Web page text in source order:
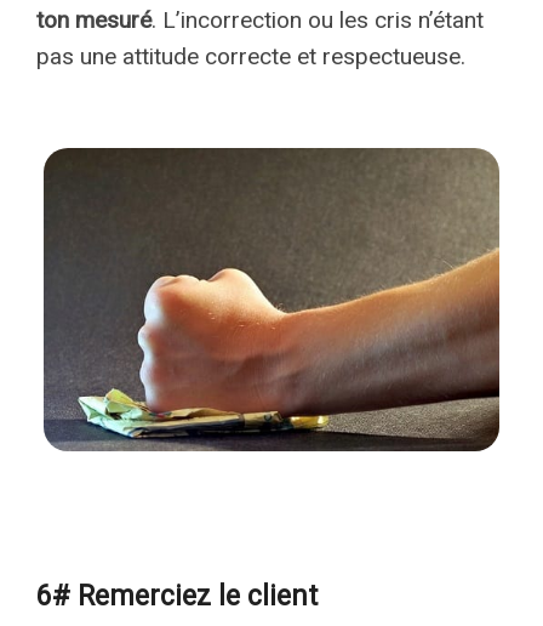
ton mesuré. L’incorrection ou les cris n’étant
pas une attitude correcte et respectueuse.
6# Remerciez le client